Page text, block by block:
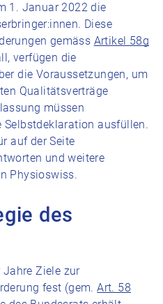
1. Januar 2022 die
Diese
gemäss Artikel 58g
verfügen die
die Voraussetzungen, um
Qualitätsverträge
müssen
Selbstdeklaration ausfüllen.
auf der Seite
und weitere
Physioswiss.
des
Jahre Ziele zur
fest (gem.Art. 58